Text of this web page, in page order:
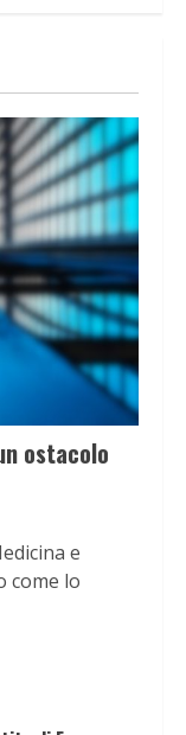
ostacolo
e
come lo